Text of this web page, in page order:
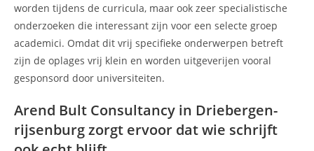
worden tijdens de curricula, maar ook zeer specialistische
onderzoeken die interessant zijn voor een selecte groep
academici. Omdat dit vrij specifieke onderwerpen betreft
zijn de oplages vrij klein en worden uitgeverijen vooral
gesponsord door universiteiten.
Arend Bult Consultancy in Driebergen-
rijsenburg zorgt ervoor dat wie schrijft